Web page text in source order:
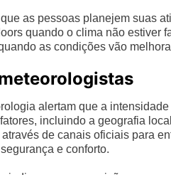
as pessoas planejem suas
quando o clima não estiver
as condições vão
alertam que a
incluindo a geografia
de canais oficiais para
e conforto.